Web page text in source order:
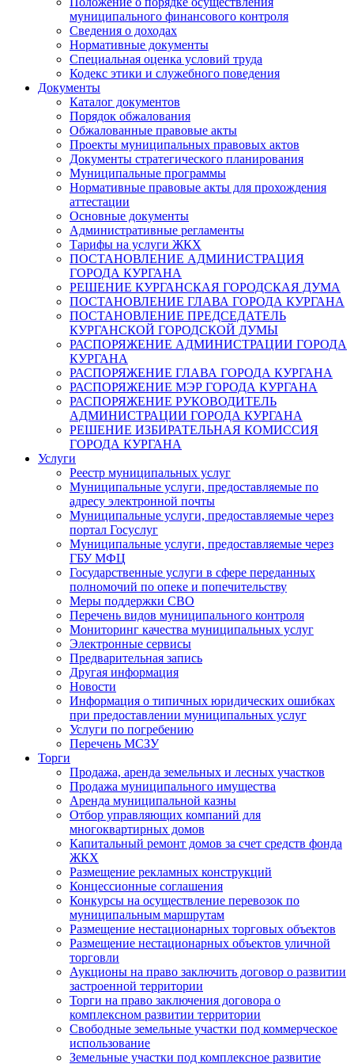
муниципального финансового контроля
Сведения о доходах
Нормативные документы
Специальная оценка условий труда
Кодекс этики и служебного поведения
Документы
Каталог документов
Порядок обжалования
Обжалованные правовые акты
Проекты муниципальных правовых актов
Документы стратегического планирования
Муниципальные программы
Нормативные правовые акты для прохождения
аттестации
Основные документы
Административные регламенты
Тарифы на услуги ЖКХ
ПОСТАНОВЛЕНИЕ АДМИНИСТРАЦИЯ
ГОРОДА КУРГАНА
РЕШЕНИЕ КУРГАНСКАЯ ГОРОДСКАЯ ДУМА
ПОСТАНОВЛЕНИЕ ГЛАВА ГОРОДА КУРГАНА
ПОСТАНОВЛЕНИЕ ПРЕДСЕДАТЕЛЬ
КУРГАНСКОЙ ГОРОДСКОЙ ДУМЫ
РАСПОРЯЖЕНИЕ АДМИНИСТРАЦИИ ГОРОДА
КУРГАНА
РАСПОРЯЖЕНИЕ ГЛАВА ГОРОДА КУРГАНА
РАСПОРЯЖЕНИЕ МЭР ГОРОДА КУРГАНА
РАСПОРЯЖЕНИЕ РУКОВОДИТЕЛЬ
АДМИНИСТРАЦИИ ГОРОДА КУРГАНА
РЕШЕНИЕ ИЗБИРАТЕЛЬНАЯ КОМИССИЯ
ГОРОДА КУРГАНА
Услуги
Реестр муниципальных услуг
Муниципальные услуги, предоставляемые по
адресу электронной почты
Муниципальные услуги, предоставляемые через
портал Госуслуг
Муниципальные услуги, предоставляемые через
ГБУ МФЦ
Государственные услуги в сфере переданных
полномочий по опеке и попечительству
Меры поддержки СВО
Перечень видов муниципального контроля
Мониторинг качества муниципальных услуг
Электронные сервисы
Предварительная запись
Другая информация
Новости
Информация о типичных юридических ошибках
при предоставлении муниципальных услуг
Услуги по погребению
Перечень МСЗУ
Торги
Продажа, аренда земельных и лесных участков
Продажа муниципального имущества
Аренда муниципальной казны
Отбор управляющих компаний для
многоквартирных домов
Капитальный ремонт домов за счет средств фонда
ЖКХ
Размещение рекламных конструкций
Концессионные соглашения
Конкурсы на осуществление перевозок по
муниципальным маршрутам
Размещение нестационарных торговых объектов
Размещение нестационарных объектов уличной
торговли
Аукционы на право заключить договор о развитии
застроенной территории
Торги на право заключения договора о
комплексном развитии территории
Свободные земельные участки под коммерческое
использование
Земельные участки под комплексное развитие